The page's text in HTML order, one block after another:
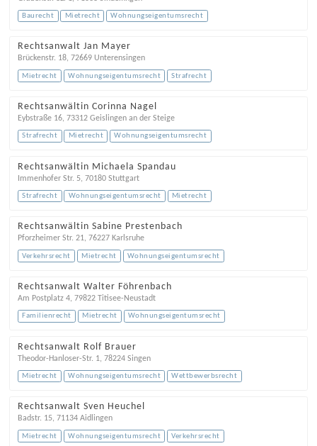
Baurecht Mietrecht Wohnungseigentumsrecht
Rechtsanwalt Jan Mayer
Brückenstr. 18, 72669 Unterensingen
Mietrecht Wohnungseigentumsrecht Strafrecht
Rechtsanwältin Corinna Nagel
Eybstraße 16, 73312 Geislingen an der Steige
Strafrecht Mietrecht Wohnungseigentumsrecht
Rechtsanwältin Michaela Spandau
Immenhofer Str. 5, 70180 Stuttgart
Strafrecht Wohnungseigentumsrecht Mietrecht
Rechtsanwältin Sabine Prestenbach
Pforzheimer Str. 21, 76227 Karlsruhe
Verkehrsrecht Mietrecht Wohnungseigentumsrecht
Rechtsanwalt Walter Föhrenbach
Am Postplatz 4, 79822 Titisee-Neustadt
Familienrecht Mietrecht Wohnungseigentumsrecht
Rechtsanwalt Rolf Brauer
Theodor-Hanloser-Str. 1, 78224 Singen
Mietrecht Wohnungseigentumsrecht Wettbewerbsrecht
Rechtsanwalt Sven Heuchel
Badstr. 15, 71134 Aidlingen
Mietrecht Wohnungseigentumsrecht Verkehrsrecht